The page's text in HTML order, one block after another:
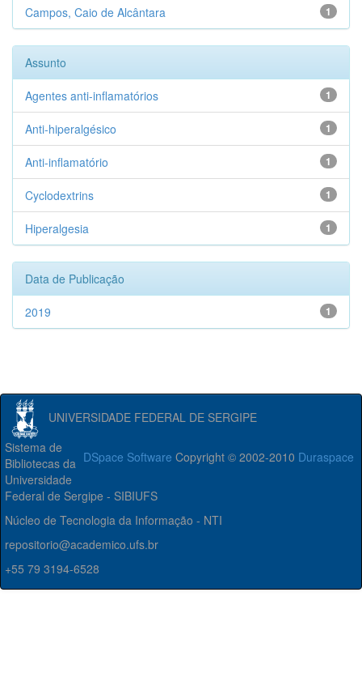
1
Campos, Caio de Alcântara
Assunto
1
Agentes anti-inflamatórios
1
Anti-hiperalgésico
1
Anti-inflamatório
1
Cyclodextrins
1
Hiperalgesia
Data de Publicação
1
2019
UNIVERSIDADE FEDERAL DE SERGIPE
DSpace Software Copyright © 2002-2010 Duraspace
Sistema de
Bibliotecas da
Universidade
Federal de Sergipe - SIBIUFS
Núcleo de Tecnologia da Informação - NTI
repositorio@academico.ufs.br
+55 79 3194-6528